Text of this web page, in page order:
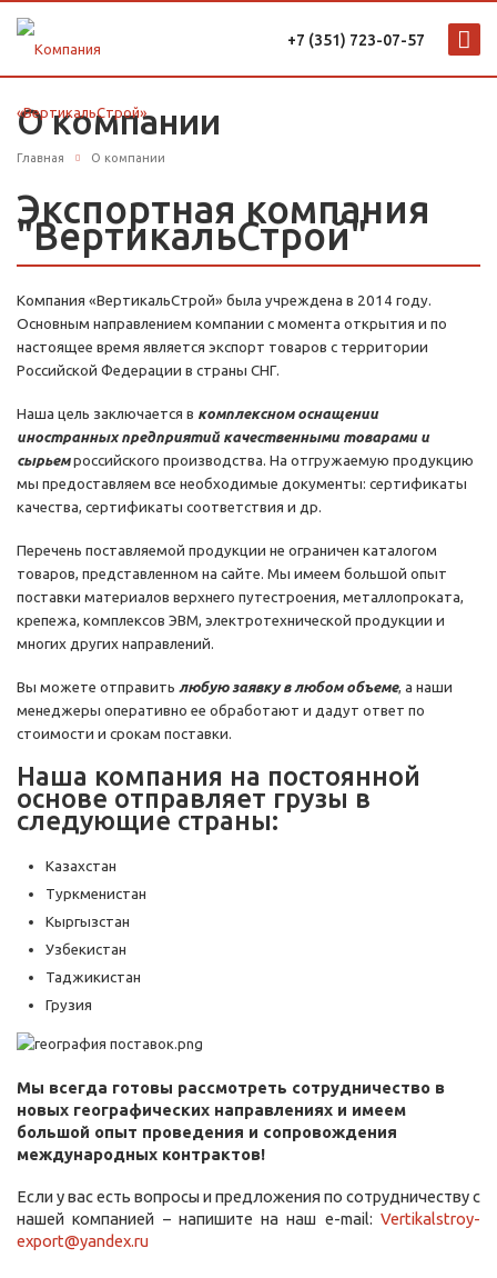
+7 (351) 723-07-57
О компании
Главная О компании
Экспортная компания
"ВертикальСтрой"
Компания «ВертикальСтрой» была учреждена в 2014 году.
Основным направлением компании с момента открытия и по
настоящее время является экспорт товаров с территории
Российской Федерации в страны СНГ.
Наша цель заключается в комплексном оснащении
иностранных предприятий качественными товарами и
сырьемроссийского производства. На отгружаемую продукцию
мы предоставляем все необходимые документы: сертификаты
качества, сертификаты соответствия и др.
Перечень поставляемой продукции не ограничен каталогом
товаров, представленном на сайте. Мы имеем большой опыт
поставки материалов верхнего путестроения, металлопроката,
крепежа, комплексов ЭВМ, электротехнической продукции и
многих других направлений.
Вы можете отправить любую заявку в любом объеме, а наши
менеджеры оперативно ее обработают и дадут ответ по
стоимости и срокам поставки.
Наша компания на постоянной
основе отправляет грузы в
следующие страны:
Казахстан
Туркменистан
Кыргызстан
Узбекистан
Таджикистан
Грузия
Мы всегда готовы рассмотреть сотрудничество в
новых географических направлениях и имеем
большой опыт проведения и сопровождения
международных контрактов!
Если у вас есть вопросы и предложения по сотрудничеству с
нашей компанией – напишите на наш e-mail: Vertikalstroy-
export@yandex.ru